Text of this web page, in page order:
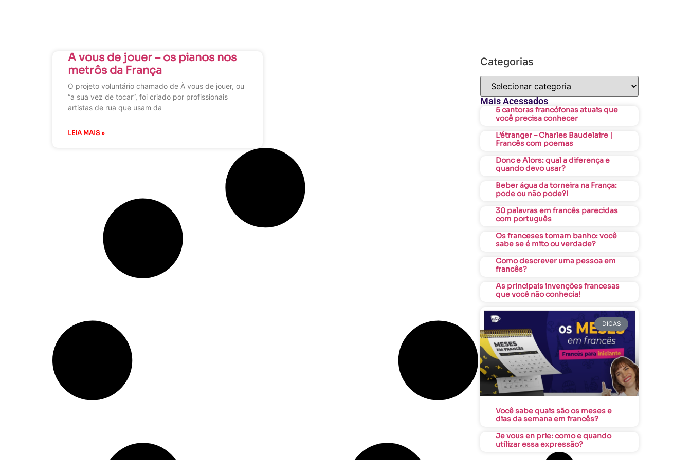
A vous de jouer – os pianos nos
metrôs da França
O projeto voluntário chamado de À vous de jouer, ou
“a sua vez de tocar”, foi criado por profissionais
artistas de rua que usam da
LEIA MAIS »
Categorias
Mais Acessados
5 cantoras francófonas atuais que
você precisa conhecer
L’étranger – Charles Baudelaire |
Francês com poemas
Donc e Alors: qual a diferença e
quando devo usar?
Beber água da torneira na França:
pode ou não pode?!
30 palavras em francês parecidas
com português
Os franceses tomam banho: você
sabe se é mito ou verdade?
Como descrever uma pessoa em
francês?
As principais invenções francesas
que você não conhecia!
DICAS
Você sabe quais são os meses e
dias da semana em francês?
Je vous en prie: como e quando
utilizar essa expressão?